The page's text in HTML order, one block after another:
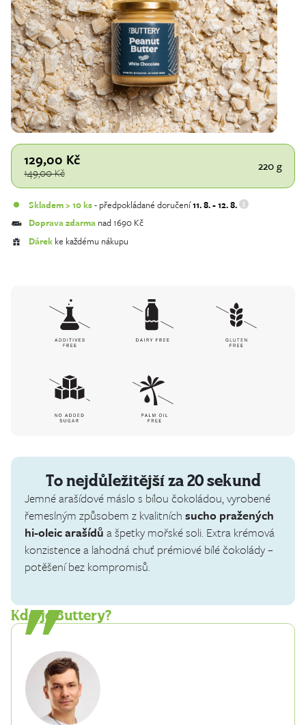
To nejdůležitější za 20 sekund
Jemné arašídové máslo s bílou čokoládou, vyrobené
řemeslným způsobem z kvalitních sucho pražených
hi-oleic arašídů a špetky mořské soli. Extra krémová
konzistence a lahodná chuť prémiové bílé čokolády –
potěšení bez kompromisů.
Kdo je Buttery?
129,00 Kč
149,00Kč 220 g
Skladem > 10 ks- předpokládané doručení11. 8. - 12. 8.
Doprava zdarma nad 1690 Kč
Dárek ke každému nákupu